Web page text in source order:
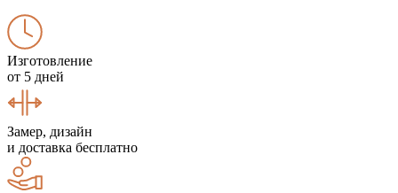
Изготовление
от 5 дней
Замер, дизайн
и доставка бесплатно